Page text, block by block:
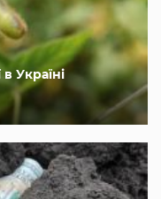
Україні